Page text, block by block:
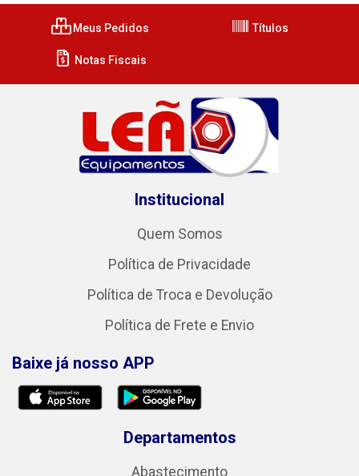
Meus Pedidos Títulos
Notas Fiscais
Institucional
Quem Somos
Política de Privacidade
Política de Troca e Devolução
Política de Frete e Envio
Baixe já nosso APP
Departamentos
Abastecimento